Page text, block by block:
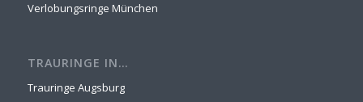
Verlobungsringe München
TRAURINGE IN…
Trauringe Augsburg